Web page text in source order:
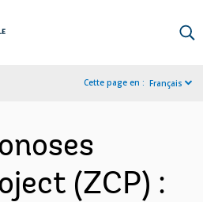
Cette page en : Français
(ZCP) :